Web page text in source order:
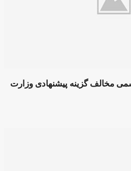
مخالف گزینه پیشنهادی وزارت